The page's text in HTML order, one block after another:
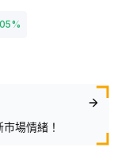
%
場情緒！